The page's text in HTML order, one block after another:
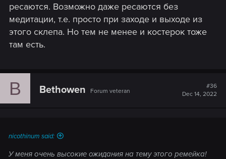
ресаются. Возможно даже ресаются без
медитации, т.е. просто при заходе и выходе из
этого склепа. Но тем не менее и костерок тоже
там есть.
B Bethowen Forum veteran
#36
Dec 14, 2022
nicothinum said:
У меня очень высокие ожидания на тему этого ремейка!